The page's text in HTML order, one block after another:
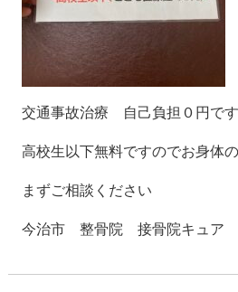
交通事故治療 自己負担０円です
高校生以下無料ですのでお身体
まずご相談ください
今治市 整骨院 接骨院キュア